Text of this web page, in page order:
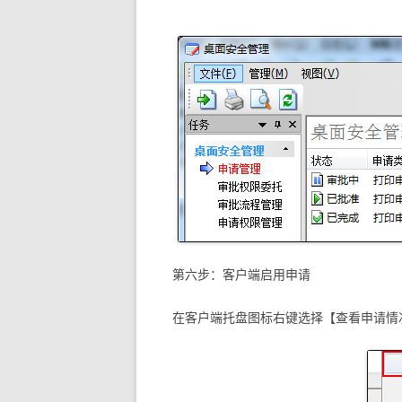
第六步：客户端启用申请
在客户端托盘图标右键选择【查看申请情